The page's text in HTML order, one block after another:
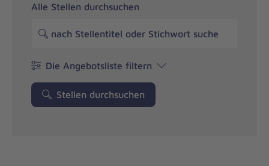
Alle Stellen durchsuchen
Die Angebotsliste filtern
Stellen durchsuchen